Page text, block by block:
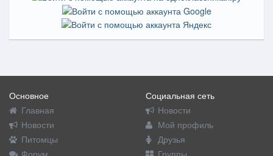
Основное
Главная
Новости
Питомцы
Форум
Социальная сеть
Новости
Мой профиль
Друзья
Группы